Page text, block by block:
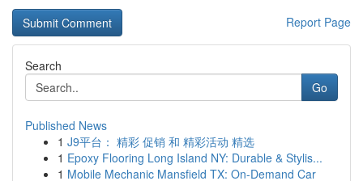
Report Page
Search
Go
Published News
1 J9平台： 精彩 促销 和 精彩活动 精选
1 Epoxy Flooring Long Island NY: Durable & Stylis...
1 Mobile Mechanic Mansfield TX: On-Demand Car